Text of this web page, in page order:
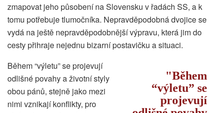
zmapovat jeho působení na Slovensku v řadách SS, a k
tomu potřebuje tlumočníka. Nepravděpodobná dvojice se
vydá na ještě nepravděpodobnější výpravu, která jim do
cesty přihraje nejednu bizarní postavičku a situaci.
Během
“výletu” se
projevují
Během “výletu” se projevují
odlišné povahy a životní styly
obou pánů, stejně jako mezi
nimi vznikají konflikty, pro